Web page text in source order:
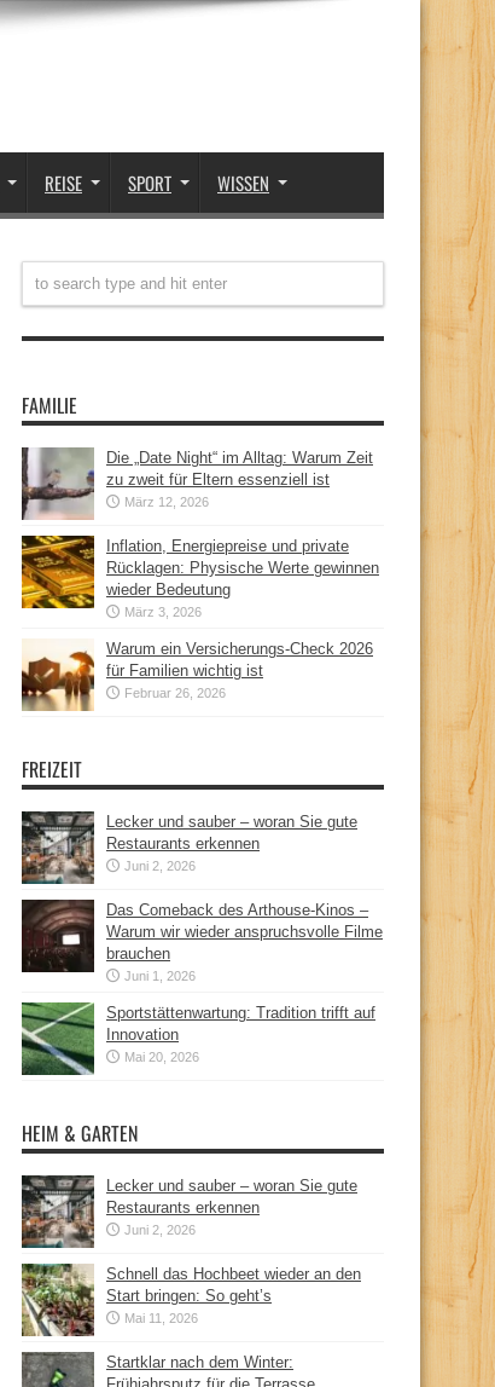
REISE SPORT WISSEN
FAMILIE
Die „Date Night“ im Alltag: Warum Zeit
zu zweit für Eltern essenziell ist
März 12, 2026
Inflation, Energiepreise und private
Rücklagen: Physische Werte gewinnen
wieder Bedeutung
März 3, 2026
Warum ein Versicherungs-Check 2026
für Familien wichtig ist
Februar 26, 2026
FREIZEIT
Lecker und sauber – woran Sie gute
Restaurants erkennen
Juni 2, 2026
Das Comeback des Arthouse-Kinos –
Warum wir wieder anspruchsvolle Filme
brauchen
Juni 1, 2026
Sportstättenwartung: Tradition trifft auf
Innovation
Mai 20, 2026
HEIM & GARTEN
Lecker und sauber – woran Sie gute
Restaurants erkennen
Juni 2, 2026
Schnell das Hochbeet wieder an den
Start bringen: So geht’s
Mai 11, 2026
Startklar nach dem Winter: